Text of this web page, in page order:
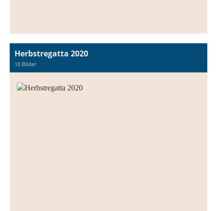
Herbstregatta 2020
10 Bilder